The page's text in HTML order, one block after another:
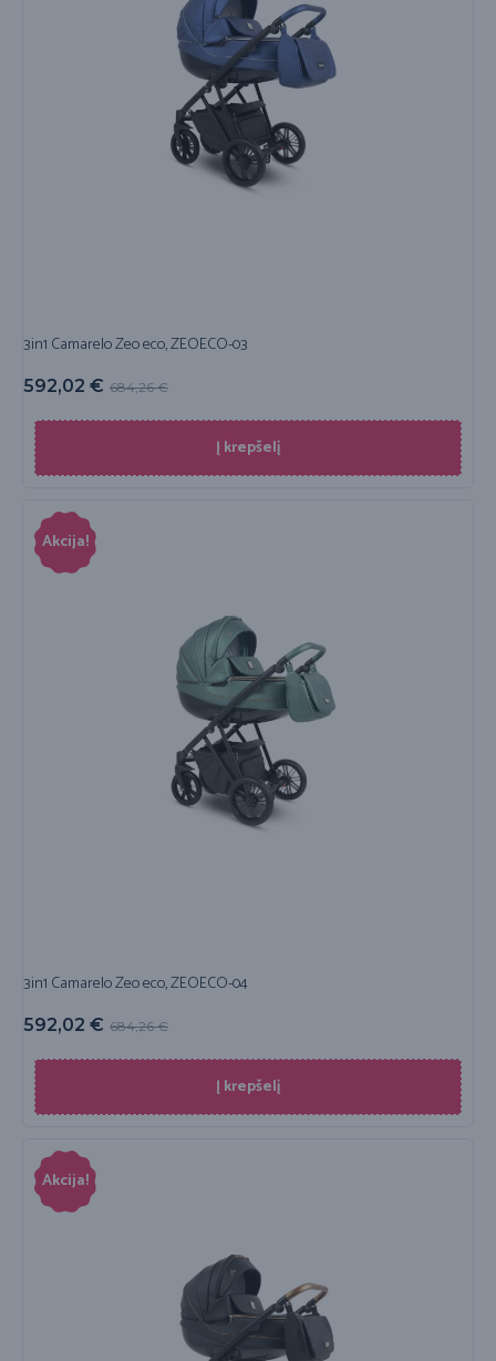
3in1 Camarelo Zeo eco, ZEOECO-03
684,26€
592,02 €
Į krepšelį
Akcija!
3in1 Camarelo Zeo eco, ZEOECO-04
684,26€
592,02 €
Į krepšelį
Akcija!